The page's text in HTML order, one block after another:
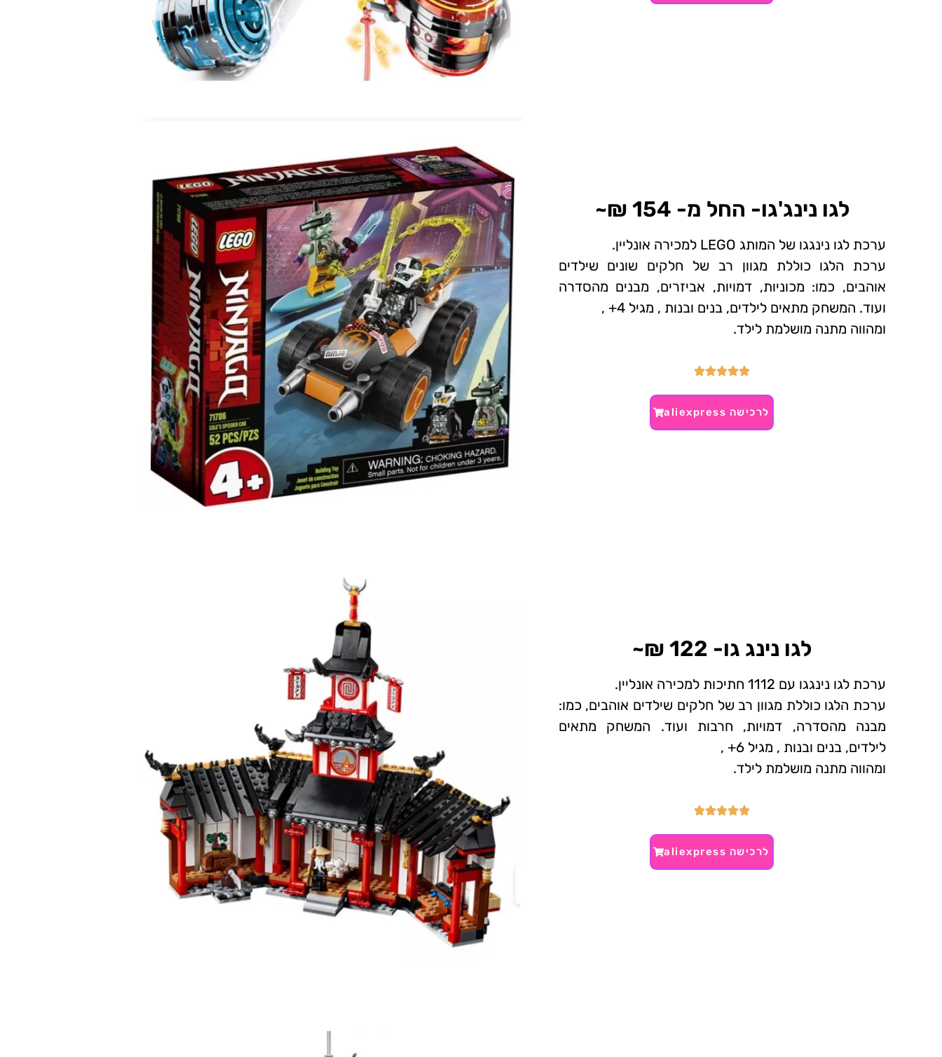
לגו נינג'גו- החל מ- 154 ₪~
ערכת לגו נינגגו של המותג LEGO למכירה אונליין.
ערכת הלגו כוללת מגוון רב של חלקים שונים שילדים
אוהבים, כמו: מכוניות, דמויות, אביזרים, מבנים מהסדרה
ועוד. המשחק מתאים לילדים, בנים ובנות , מגיל 4+ ,
ומהווה מתנה מושלמת לילד.
לרכישה aliexpress
לגו נינג גו- 122 ₪~
ערכת לגו נינגגו עם 1112 חתיכות למכירה אונליין.
ערכת הלגו כוללת מגוון רב של חלקים שילדים אוהבים, כמו:
מבנה מהסדרה, דמויות, חרבות ועוד. המשחק מתאים
לילדים, בנים ובנות , מגיל 6+ ,
ומהווה מתנה מושלמת לילד.
לרכישה aliexpress